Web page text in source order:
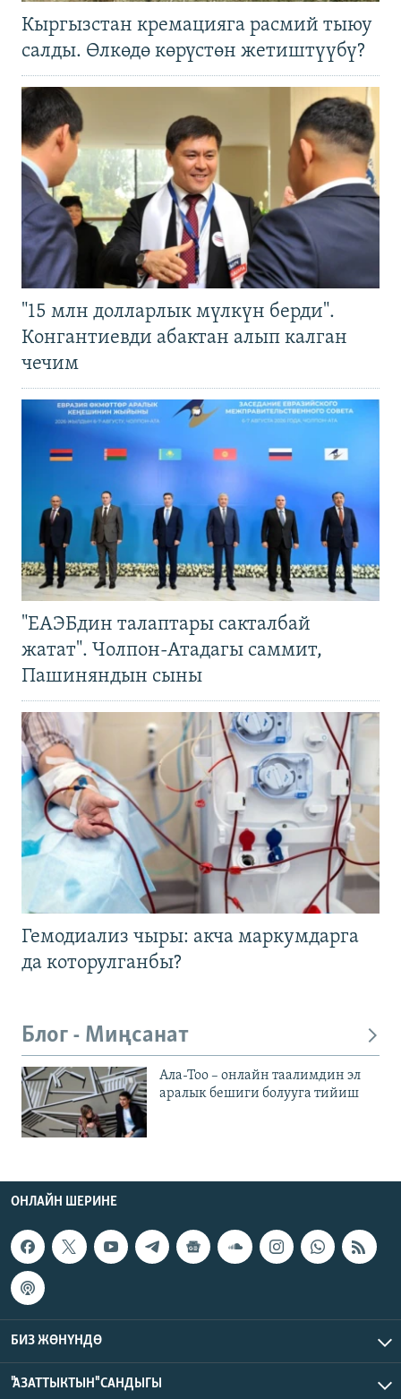
Кыргызстан кремацияга расмий тыюу
салды. Өлкөдө көрүстөн жетиштүүбү?
"15 млн долларлык мүлкүн берди".
Конгантиевди абактан алып калган
чечим
"ЕАЭБдин талаптары сакталбай
жатат". Чолпон-Атадагы саммит,
Пашиняндын сыны
Гемодиализ чыры: акча маркумдарга
да которулганбы?
Блог - Миңсанат
Ала-Тоо – онлайн таалимдин эл
аралык бешиги болууга тийиш
ОНЛАЙН ШЕРИНЕ
БИЗ ЖӨНҮНДӨ
"АЗАТТЫКТЫН" САНДЫГЫ